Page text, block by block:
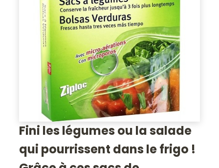
Fini les légumes ou la salade
qui pourrissent dans le frigo !